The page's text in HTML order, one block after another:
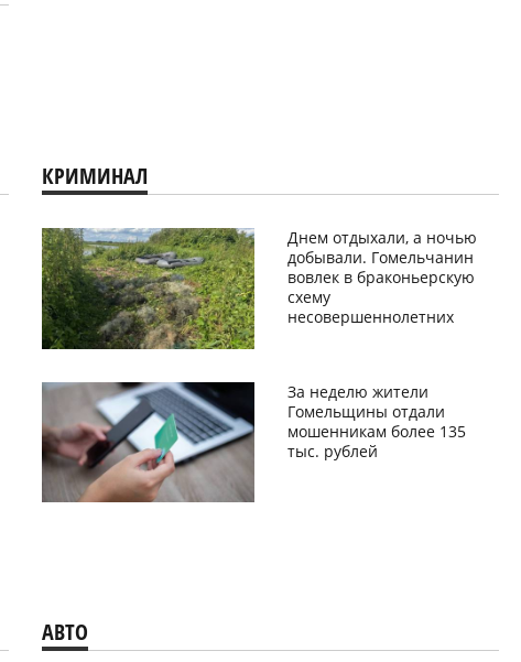
КРИМИНАЛ
Днем отдыхали, а ночью
добывали. Гомельчанин
вовлек в браконьерскую
схему
несовершеннолетних
За неделю жители
Гомельщины отдали
мошенникам более 135
тыс. рублей
АВТО